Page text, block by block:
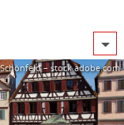
– stock.adobe.com